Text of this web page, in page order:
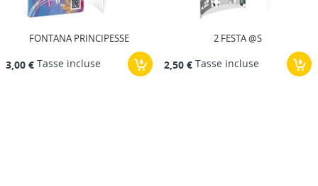
2 FESTA @S
2,50 € Tasse incluse
FONTANA
3,00 € Tasse